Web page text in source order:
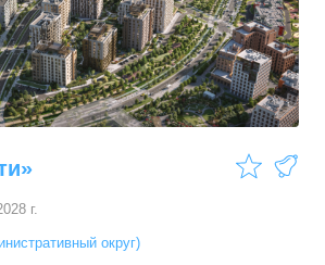
от17 498 090 ₽
11 предложений
от24 367 690 ₽
г.
округ)